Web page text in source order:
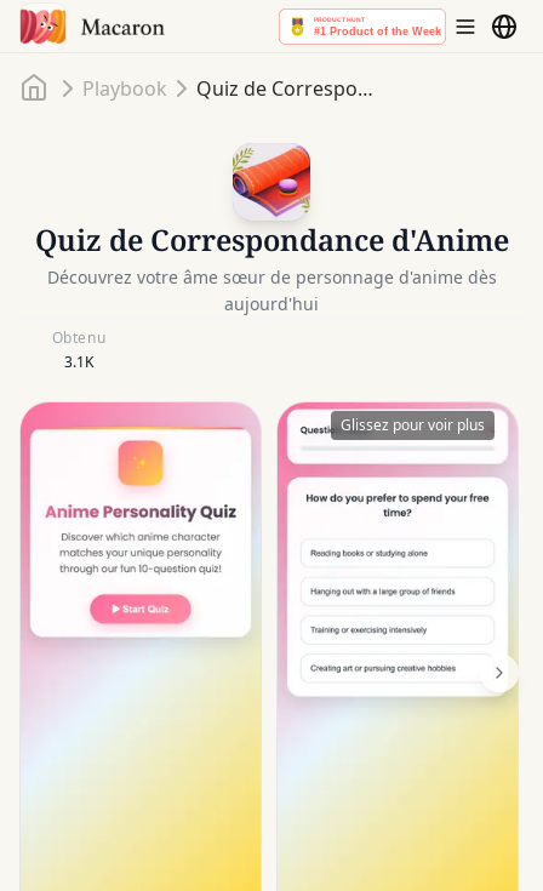
Accueil
Playbook Quiz de Correspondance d'Anime
Quiz de Correspondance d'Anime
Découvrez votre âme sœur de personnage d'anime dès
aujourd'hui
Obtenu
3.1K
Glissez pour voir plus